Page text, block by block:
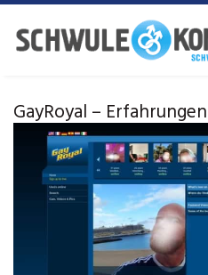
Skip
main
GayRoyal –